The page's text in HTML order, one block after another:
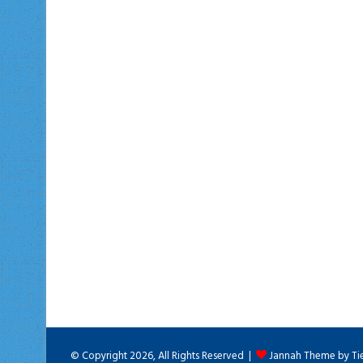
© Copyright 2026, All Rights Reserved | Jannah Theme by